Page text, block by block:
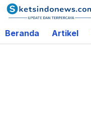
Lewati
ke
konten
Beranda Artikel